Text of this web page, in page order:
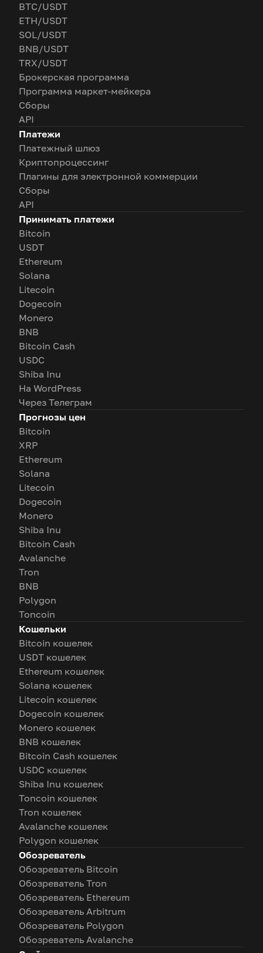
BTC/USDT
ETH/USDT
SOL/USDT
BNB/USDT
TRX/USDT
Брокерская программа
Программа маркет-мейкера
Сборы
API
Платежи
Платежный шлюз
Криптопроцессинг
Плагины для электронной коммерции
Сборы
API
Принимать платежи
Bitcoin
USDT
Ethereum
Solana
Litecoin
Dogecoin
Monero
BNB
Bitcoin Cash
USDC
Shiba Inu
На WordPress
Через Телеграм
Прогнозы цен
Bitcoin
XRP
Ethereum
Solana
Litecoin
Dogecoin
Monero
Shiba Inu
Bitcoin Cash
Avalanche
Tron
BNB
Polygon
Toncoin
Кошельки
Bitcoin кошелек
USDT кошелек
Ethereum кошелек
Solana кошелек
Litecoin кошелек
Dogecoin кошелек
Monero кошелек
BNB кошелек
Bitcoin Cash кошелек
USDC кошелек
Shiba Inu кошелек
Toncoin кошелек
Tron кошелек
Avalanche кошелек
Polygon кошелек
Обозреватель
Обозреватель Bitcoin
Обозреватель Tron
Обозреватель Ethereum
Обозреватель Arbitrum
Обозреватель Polygon
Обозреватель Avalanche